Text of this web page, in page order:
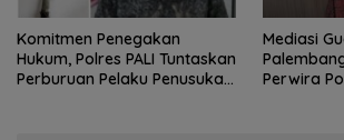
Komitmen Penegakan
Hukum, Polres PALI Tuntaskan
Perburuan Pelaku Penusukan
Mediasi
Perwira